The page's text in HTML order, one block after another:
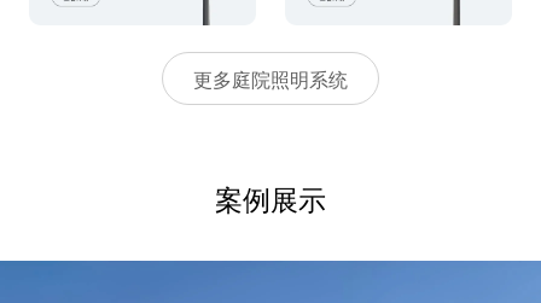
更多庭院照明系统
案例展示